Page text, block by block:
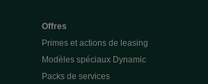
Offres
Primes et actions de leasing
Modèles spéciaux Dynamic
Packs de services